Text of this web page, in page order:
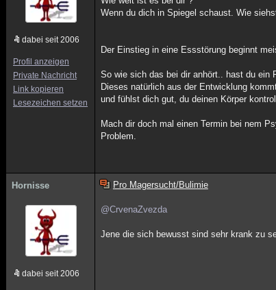
dabei seit 2006
Profil anzeigen
Private Nachricht
Link kopieren
Lesezeichen setzen
Wenn du dich in Spiegel schaust. Wie
Der Einstieg in eine Essstörung beginnt
So wie sich das bei dir anhört.. hast du ein
Dieses natürlich aus der Entwicklung
und fühlst dich gut, du deinen Körper
Mach dir doch mal einen Termin bei nem
Problem.
Hornisse
dabei seit 2006
Pro Magersucht/Bulimie
@CrvenaZvezda
Jene die sich bewusst sind sehr krank zu